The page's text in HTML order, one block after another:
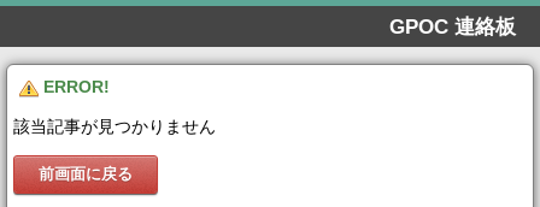
GPOC 連絡板
ERROR!
該当記事が見つかりません
前画面に戻る